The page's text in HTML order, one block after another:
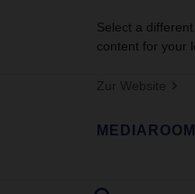
Select a
content for your
Zur Website
MEDIAROOM